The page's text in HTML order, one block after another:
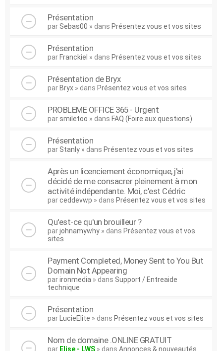
Présentation
par Sebas00 » dans Présentez vous et vos sites
Présentation
par Franckiel » dans Présentez vous et vos sites
Présentation de Bryx
par Bryx » dans Présentez vous et vos sites
PROBLEME OFFICE 365 - Urgent
par smiletoo » dans FAQ (Foire aux questions)
Présentation
par Stanly » dans Présentez vous et vos sites
Après un licenciement économique, j'ai
décidé de me consacrer pleinement à mon
activité indépendante. Moi, c'est Cédric
parceddevwp » dans Présentez vous et vos sites
Qu'est-ce qu'un brouilleur ?
parjohnamywhy » dans Présentez vous et vos
sites
Payment Completed, Money Sent to You But
Domain Not Appearing
parironmedia » dans Support / Entreaide
technique
Présentation
par LucieElite » dans Présentez vous et vos sites
Nom de domaine .ONLINE GRATUIT
par Elise - LWS » dans Annonces & nouveautés